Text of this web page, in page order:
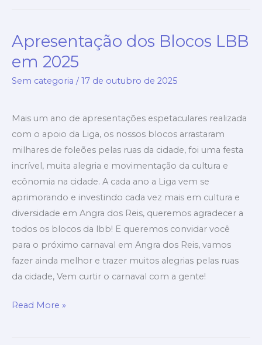
Apresentação dos Blocos LBB
em 2025
Sem categoria / 17 de outubro de 2025
Mais um ano de apresentações espetaculares realizada
com o apoio da Liga, os nossos blocos arrastaram
milhares de foleões pelas ruas da cidade, foi uma festa
incrível, muita alegria e movimentação da cultura e
ecônomia na cidade. A cada ano a Liga vem se
aprimorando e investindo cada vez mais em cultura e
diversidade em Angra dos Reis, queremos agradecer a
todos os blocos da lbb! E queremos convidar você
para o próximo carnaval em Angra dos Reis, vamos
fazer ainda melhor e trazer muitos alegrias pelas ruas
da cidade, Vem curtir o carnaval com a gente!
Apresentação
Blocos
LBB
2025
Read More »